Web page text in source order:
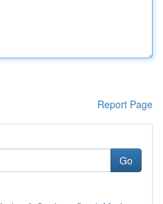
Report Page
Go